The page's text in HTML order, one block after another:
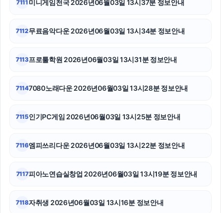
광고대행사
흥신소
강남치과
sns마케팅
7111 미니게임천국 2026년06월03일 13시37분 정보안내
7112무료음악다운 2026년06월03일 13시34분 정보안내
7113프로툴학원 2026년06월03일 13시31분 정보안내
71147080노래다운 2026년06월03일 13시28분 정보안내
7115인기PC게임 2026년06월03일 13시25분 정보안내
7116엠피쓰리다운 2026년06월03일 13시22분 정보안내
7117피아노연습실창업 2026년06월03일 13시19분 정보안내
7118자취생 2026년06월03일 13시16분 정보안내